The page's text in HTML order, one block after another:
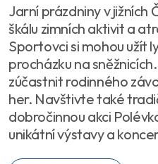
Jarní prázdniny v jižních
škálu zimních aktivit a
Sportovci si mohou užít
procházku na
zúčastnit rodinného
her. Navštivte také
dobročinnou akci
unikátní výstavy a